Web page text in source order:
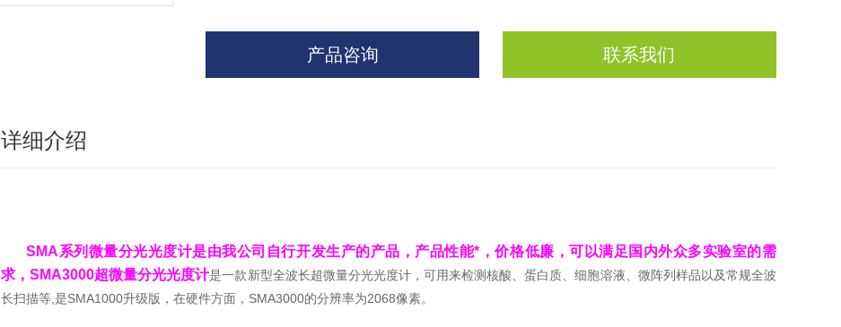
产品咨询 联系我们
详细介绍
SMA系列微量分光光度计是由我公司自行开发生产的产品，产品性能*，价格低廉，可以满足国内外众多实验室的需
求，SMA3000超微量分光光度计是一款新型全波长超微量分光光度计，可用来检测核酸、蛋白质、细胞溶液、微阵列样品以及常规全波
长扫描等,是SMA1000升级版，在硬件方面，SMA3000的分辨率为2068像素。